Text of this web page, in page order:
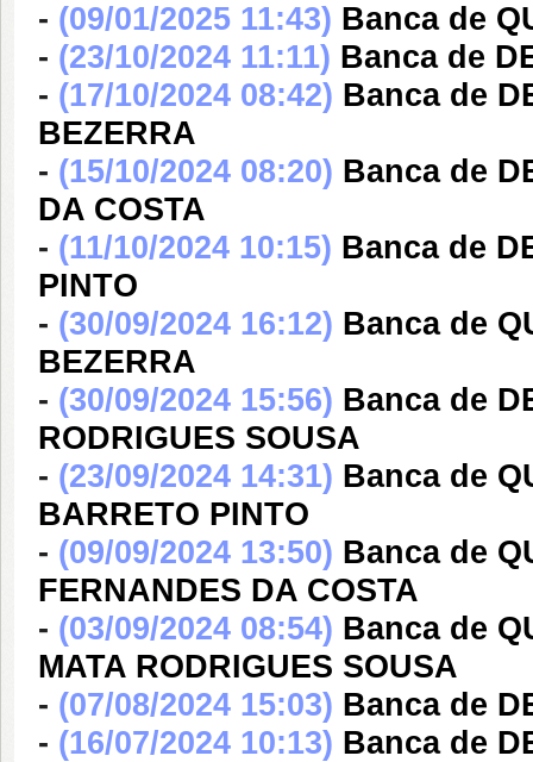
- (09/01/2025 11:43) Banca de
- (23/10/2024 11:11) Banca de
- (17/10/2024 08:42) Banca de
BEZERRA
- (15/10/2024 08:20) Banca de
DA COSTA
- (11/10/2024 10:15) Banca de
PINTO
- (30/09/2024 16:12) Banca de
BEZERRA
- (30/09/2024 15:56) Banca de
RODRIGUES SOUSA
- (23/09/2024 14:31) Banca de
BARRETO PINTO
- (09/09/2024 13:50) Banca de
FERNANDES DA COSTA
- (03/09/2024 08:54) Banca de
MATA RODRIGUES SOUSA
- (07/08/2024 15:03) Banca de
- (16/07/2024 10:13) Banca de